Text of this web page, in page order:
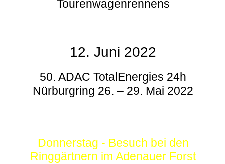
Tourenwagenrennens
12. Juni 2022
50. ADAC TotalEnergies 24h
Nürburgring 26. – 29. Mai 2022
Donnerstag - Besuch bei den
Ringgärtnern im Adenauer Forst